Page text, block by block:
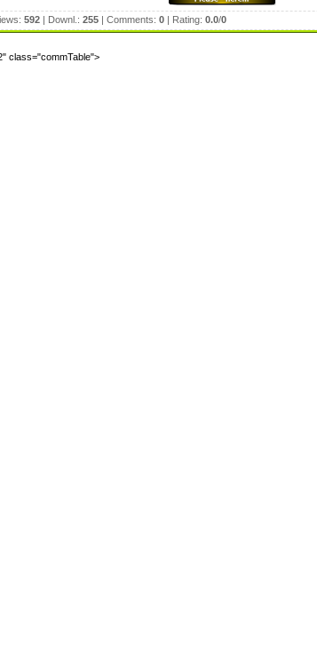
592 | Downl.: 255 | Comments: 0 | Rating: 0.0/0
class="commTable">